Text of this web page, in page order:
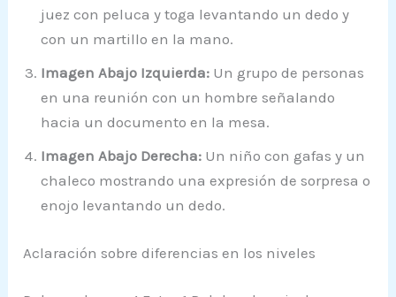
juez con peluca y toga levantando un dedo y
con un martillo en la mano.
Imagen Abajo Izquierda: Un grupo de personas
en una reunión con un hombre señalando
hacia un documento en la mesa.
Imagen Abajo Derecha: Un niño con gafas y un
chaleco mostrando una expresión de sorpresa o
enojo levantando un dedo.
Aclaración sobre diferencias en los niveles